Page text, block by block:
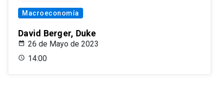
Macroeconomía
David Berger, Duke
26 de Mayo de 2023
14:00